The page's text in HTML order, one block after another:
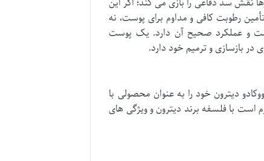
رطوبت کافی و مداوم برای پوست، نه
و عملکرد صحیح آن دارد. یک پوست
در بازسازی و ترمیم خود دارد.
دیترون خود را به عنوان محصولی با
است با فلسفه برند دیترون و ویژگی های